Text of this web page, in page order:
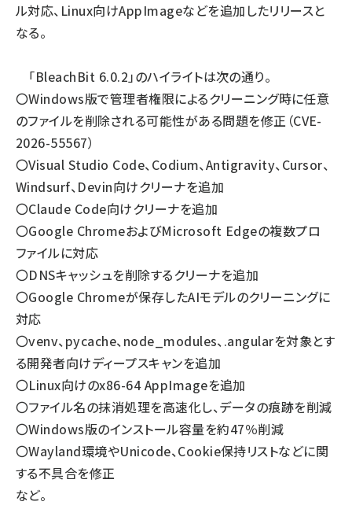
ル対応、Linux向けAppImageなどを追加したリリースと
なる。
「BleachBit 6.0.2」のハイライトは次の通り。
〇Windows版で管理者権限によるクリーニング時に任意
のファイルを削除される可能性がある問題を修正（CVE-
2026-55567）
〇Visual Studio Code、Codium、Antigravity、Cursor、
Windsurf、Devin向けクリーナを追加
〇Claude Code向けクリーナを追加
〇Google ChromeおよびMicrosoft Edgeの複数プロ
ファイルに対応
〇DNSキャッシュを削除するクリーナを追加
〇Google Chromeが保存したAIモデルのクリーニングに
対応
〇venv、pycache、node_modules、.angularを対象とす
る開発者向けディープスキャンを追加
〇Linux向けのx86-64 AppImageを追加
〇ファイル名の抹消処理を高速化し、データの痕跡を削減
〇Windows版のインストール容量を約47％削減
〇Wayland環境やUnicode、Cookie保持リストなどに関
する不具合を修正
など。